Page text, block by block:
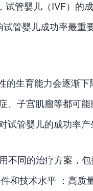
管婴儿（IVF）的
管婴儿成功率最重
的生育能力会逐渐
子宫肌瘤等都可
管婴儿的成功率产
不同的治疗方案，
和技术水平 ：高质